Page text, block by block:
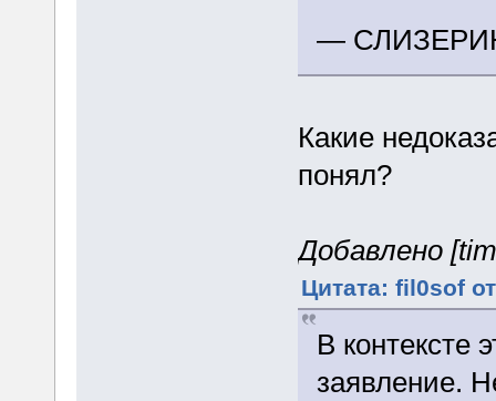
—
Какие
понял?
Добавлено
Цитата: fil0sof
В контексте
заявление.